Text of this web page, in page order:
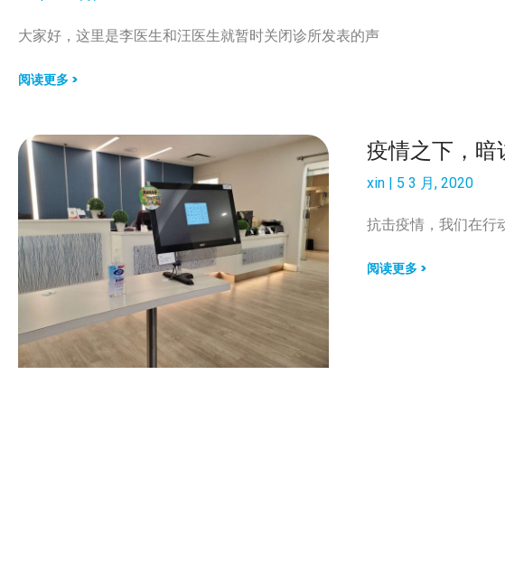
大家好，这里是李医生和汪医生就暂时关闭诊所发表的声
阅读更多 >
疫情之下，暗
xin 5 3 月, 2020
抗击疫情，我们在行
阅读更多 >